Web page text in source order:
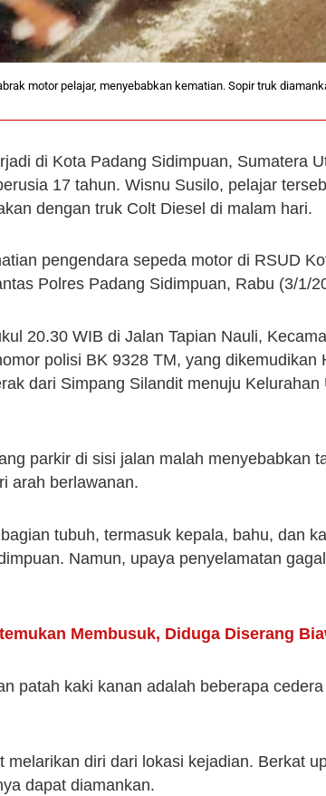
motor pelajar, menyebabkan kematian. Sopir truk
di Kota Padang Sidimpuan, Sumatera
17 tahun. Wisnu Susilo, pelajar
dengan truk Colt Diesel di malam hari.
pengendara sepeda motor di RSUD
Polres Padang Sidimpuan, Rabu (3/1/
20.30 WIB di Jalan Tapian Nauli,
polisi BK 9328 TM, yang dikemudikan
dari Simpang Silandit menuju Kelurahan
parkir di sisi jalan malah menyebabkan
arah berlawanan.
tubuh, termasuk kepala, bahu, dan
Namun, upaya penyelamatan gagal
Membusuk, Diduga Diserang
patah kaki kanan adalah beberapa
diri dari lokasi kejadian. Berkat
dapat diamankan.